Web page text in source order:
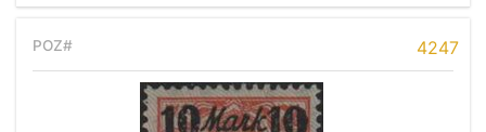
4247